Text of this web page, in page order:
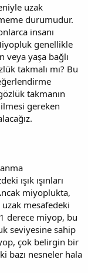
uzak
durumudur.
insanı
genellikle
yaşa bağlı
takmalı mı? Bu
takmanın
gereken
ışık ışınları
miyoplukta,
uzak mesafedeki
derece miyop, bu
seviyesine sahip
çok belirgin bir
bazı nesneler hala